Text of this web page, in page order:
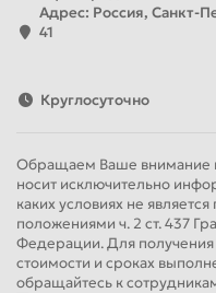
Адрес: Россия, Санкт-
41
Круглосуточно
Обращаем Ваше внимание
носит исключительно
каких условиях не
положениями ч. 2 ст. 437
Федерации. Для
стоимости и сроках
обращайтесь к